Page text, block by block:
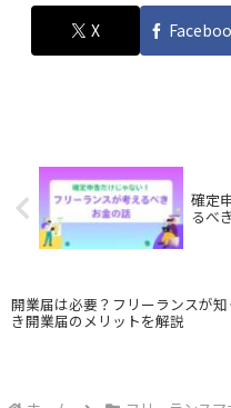
X
確定
るべ
開業届は必要？フリーランスが
き開業届のメリットを解説